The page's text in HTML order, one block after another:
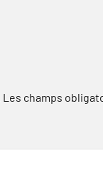
Les champs